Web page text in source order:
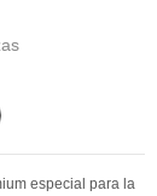
especial para la